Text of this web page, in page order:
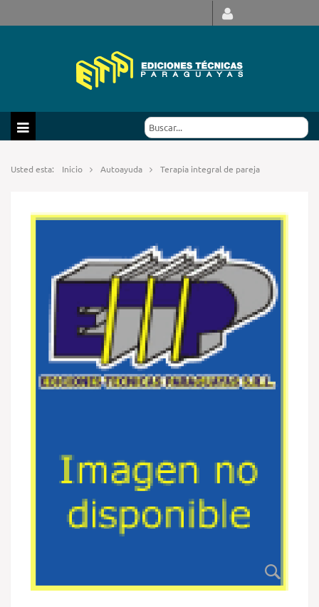
Usted esta: Inicio Autoayuda Terapia integral de pareja